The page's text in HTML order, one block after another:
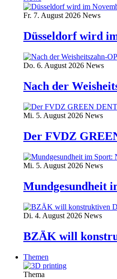
Fr. 7. August 2026 News
Düsseldorf wird
Do. 6. August 2026 News
Nach der
Mi. 5. August 2026 News
Der FVDZ
Mi. 5. August 2026 News
Mundgesundheit
Di. 4. August 2026 News
BZÄK will
Themen
Thema